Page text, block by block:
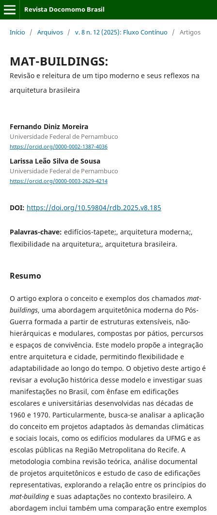
Revista Docomomo Brasil
Início / Arquivos / v. 8 n. 12 (2025): Fluxo Contínuo / Artigos
MAT-BUILDINGS:
Revisão e releitura de um tipo moderno e seus reflexos na
arquitetura brasileira
Fernando Diniz Moreira
Universidade Federal de Pernambuco
https://orcid.org/0000-0002-1387-4036
Larissa Leão Silva de Sousa
Universidade Federal de Pernambuco
https://orcid.org/0000-0003-2629-4214
DOI: https://doi.org/10.59804/rdb.2025.v8.185
Palavras-chave: edifícios-tapete;, arquitetura moderna;,
flexibilidade na arquitetura;, arquitetura brasileira.
Resumo
O artigo explora o conceito e exemplos dos chamados mat-
buildings, uma abordagem arquitetônica moderna do Pós-
Guerra formada a partir de estruturas extensíveis, não-
hierárquicas e modulares, compostas por pátios, percursos
e espaços de convivência. Este modelo propõe a integração
entre arquitetura e cidade, permitindo flexibilidade e
adaptabilidade ao longo do tempo. O objetivo deste artigo é
revisar a evolução histórica desse modelo e investigar suas
manifestações no Brasil, com ênfase em edificações
escolares e universitárias desenvolvidas nas décadas de
1960 e 1970. Particularmente, busca-se analisar a aplicação
do conceito em projetos adaptados às demandas climáticas
e sociais locais, como os edifícios modulares da UFMG e as
escolas públicas na Região Metropolitana do Recife. A
metodologia combina revisão teórica, análise documental
de projetos arquitetônicos e estudo de caso de edificações
representativas, explorando a relação entre os princípios do
mat-buildinge suas adaptações no contexto brasileiro. A
abordagem inclui também uma comparação entre exemplos